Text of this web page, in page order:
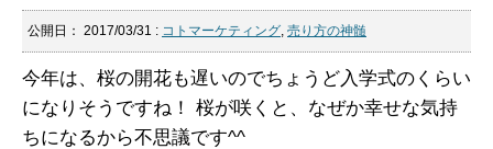
スケジュール
講演・セミナー
コンサルティング
公開日： 2017/03/31 : コトマーケティング, 売り方の神髄
今年は、桜の開花も遅いのでちょうど入学式のくらい
になりそうですね！
桜が咲くと、なぜか幸せな気持
ちになるから不思議です^^